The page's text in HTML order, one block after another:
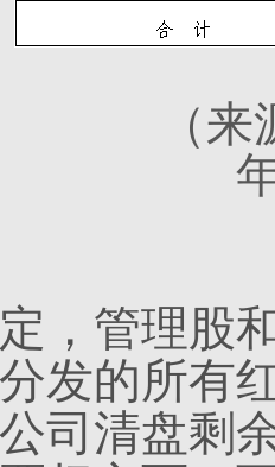
：《
，管理股
发的所有
司清盘剩